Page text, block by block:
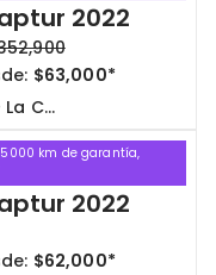
2022
$63,000*
km de garantía,
2022
$62,000*